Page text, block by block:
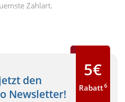
Zahlart.
den
Newsletter!
5€
Rabatt6